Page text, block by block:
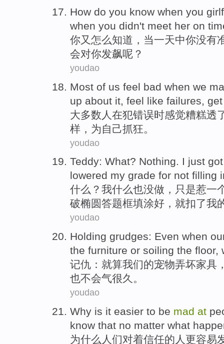
How do you know when you
when you didn't meet her on
你又 怎么知道 ， 当一天中你没有
会对你发飙呢？
youdao
Most of us feel bad when we
up about it, feel like failures ,
大多数 人 在犯错误时感觉糟糕透
样，为自己抓狂 。
youdao
Teddy: What? Nothing. I just
lowered my grade for not filling
什么 ？ 我什么也没做，只是惹一
破椭圆答题框填涂好， 就扣了我
youdao
Holding grudges: Even when
the furniture or soiling the floor,
记仇 ： 就算我们的宠物弄坏家具
也不会气很久。
youdao
Why is it easier to be mad at
know that no matter what
为什么 人们对着信任的 人 更容易